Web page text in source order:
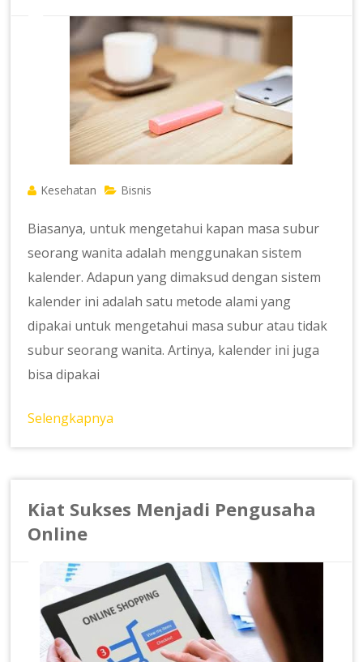
Kesehatan Bisnis
Biasanya, untuk mengetahui kapan masa subur
seorang wanita adalah menggunakan sistem
kalender. Adapun yang dimaksud dengan sistem
kalender ini adalah satu metode alami yang
dipakai untuk mengetahui masa subur atau tidak
subur seorang wanita. Artinya, kalender ini juga
bisa dipakai
Selengkapnya
Kiat Sukses Menjadi Pengusaha
Online